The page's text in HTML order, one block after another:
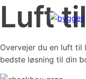
Luft
Overvejer du en luft til
bedste løsning til din